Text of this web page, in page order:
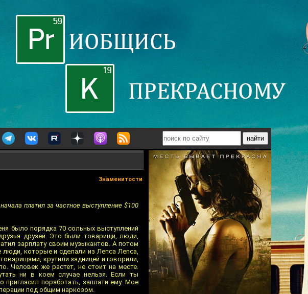
Знаменитости
платил за частное выступление $100
было порядка 70 сольных выступлений
друзей. Это были товарищи, люди,
зарплату своим музыкантов. А потом
люди, которые и сделали из Лепса Лепса,
крутили задницей и говорили,
Человек же растет, не стоит на месте.
ни в коем случае нельзя. Если ты
пригласил поработать, заплати ему. Мое
под общим наркозом.